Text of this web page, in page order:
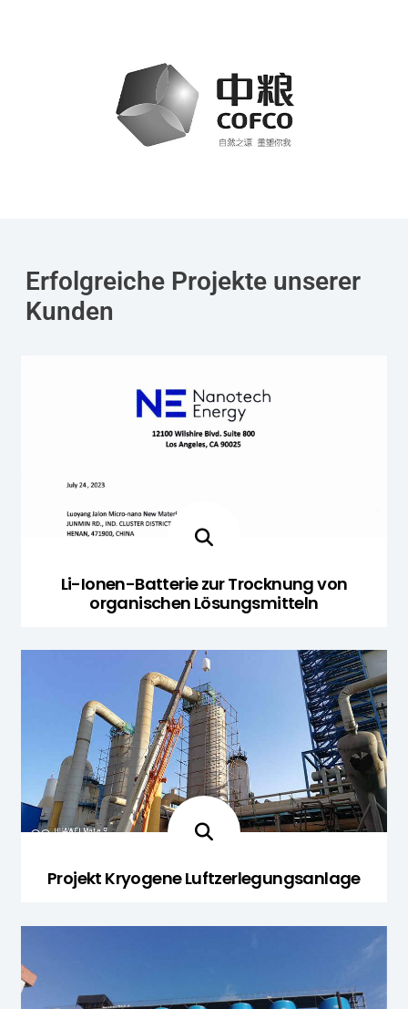
Erfolgreiche Projekte unserer
Kunden
Li-Ionen-Batterie zur Trocknung von
organischen Lösungsmitteln
Projekt Kryogene Luftzerlegungsanlage